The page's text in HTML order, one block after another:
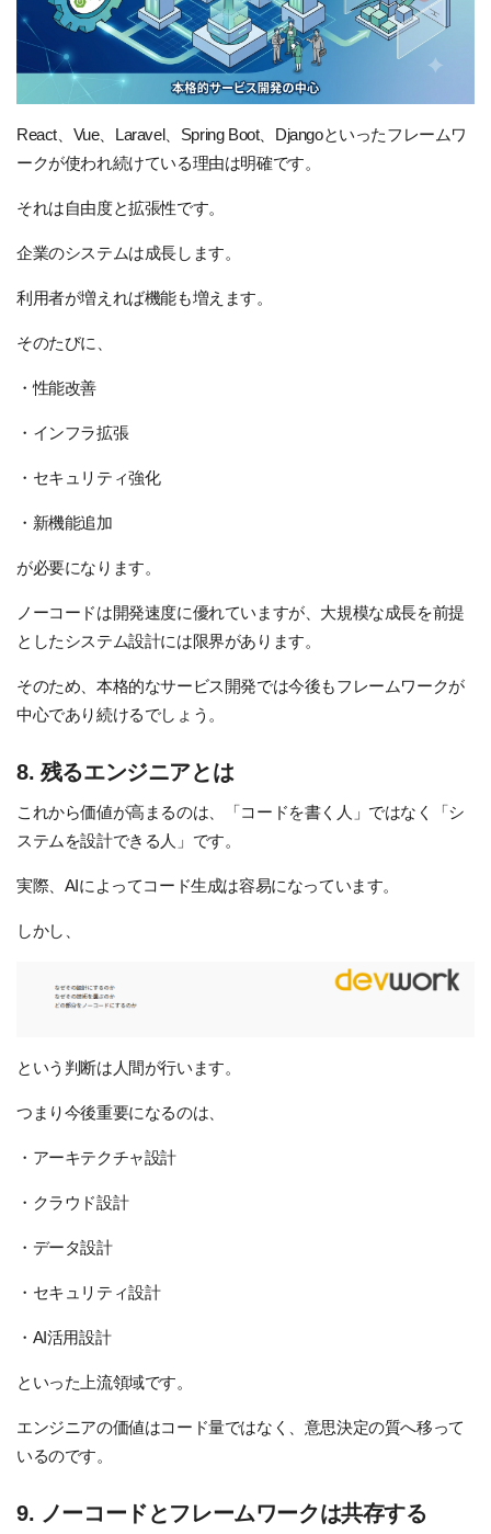
React、Vue、Laravel、Spring Boot、Djangoといったフレームワ
ークが使われ続けている理由は明確です。
それは自由度と拡張性です。
企業のシステムは成長します。
利用者が増えれば機能も増えます。
そのたびに、
・性能改善
・インフラ拡張
・セキュリティ強化
・新機能追加
が必要になります。
ノーコードは開発速度に優れていますが、大規模な成長を前提
としたシステム設計には限界があります。
そのため、本格的なサービス開発では今後もフレームワークが
中心であり続けるでしょう。
8. 残るエンジニアとは
これから価値が高まるのは、「コードを書く人」ではなく「シ
ステムを設計できる人」です。
実際、AIによってコード生成は容易になっています。
しかし、
という判断は人間が行います。
つまり今後重要になるのは、
・アーキテクチャ設計
・クラウド設計
・データ設計
・セキュリティ設計
・AI活用設計
といった上流領域です。
エンジニアの価値はコード量ではなく、意思決定の質へ移って
いるのです。
9. ノーコードとフレームワークは共存する